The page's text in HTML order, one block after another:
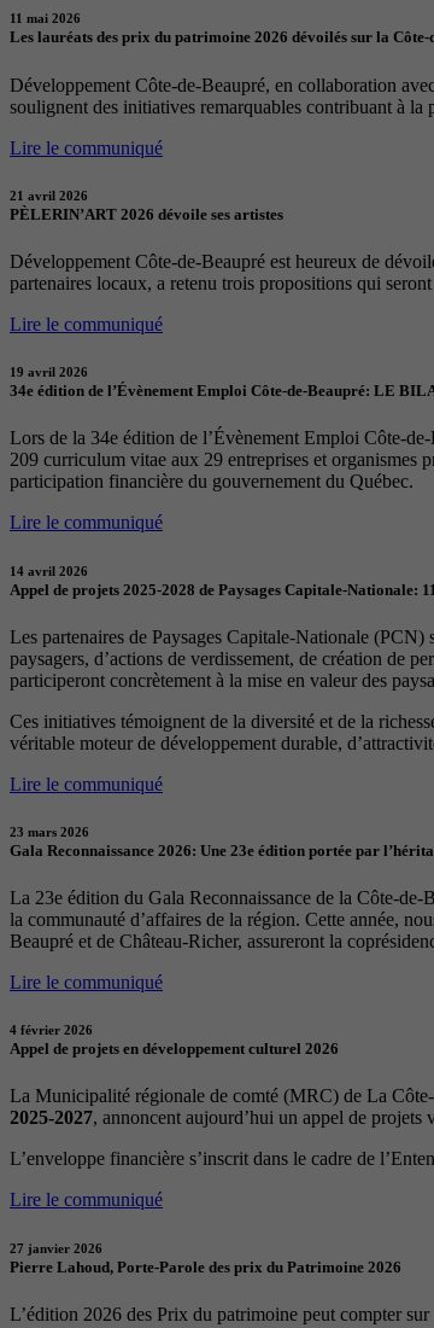
11 mai 2026
Les lauréats des prix du patrimoine 2026 dévoilés sur la Côte-
Développement Côte-de-Beaupré, en collaboration
soulignent des initiatives remarquables contribuant à
Lire le communiqué
21 avril 2026
PÈLERIN’ART 2026 dévoile ses artistes
Développement Côte-de-Beaupré est heureux de
partenaires locaux, a retenu trois propositions qui
Lire le communiqué
19 avril 2026
34e édition de l’Évènement Emploi Côte-de-Beaupré: LE
Lors de la 34e édition de l’Évènement Emploi Côte-
209 curriculum vitae aux 29 entreprises et organismes
participation financière du gouvernement du Québec.
Lire le communiqué
14 avril 2026
Appel de projets 2025-2028 de Paysages Capitale-Nationale:
Les partenaires de Paysages Capitale-Nationale (PCN)
paysagers, d’actions de verdissement, de création de
participeront concrètement à la mise en valeur des
Ces initiatives témoignent de la diversité et de la
véritable moteur de développement durable,
Lire le communiqué
23 mars 2026
Gala Reconnaissance 2026: Une 23e édition portée par
La 23e édition du Gala Reconnaissance de la Côte-de-
la communauté d’affaires de la région. Cette année,
Beaupré et de Château-Richer, assureront la
Lire le communiqué
4 février 2026
Appel de projets en développement culturel 2026
La Municipalité régionale de comté (MRC) de La
2025-2027, annoncent aujourd’hui un appel de
L’enveloppe financière s’inscrit dans le cadre de
Lire le communiqué
27 janvier 2026
Pierre Lahoud, Porte-Parole des prix du Patrimoine 2026
L’édition 2026 des Prix du patrimoine peut compter